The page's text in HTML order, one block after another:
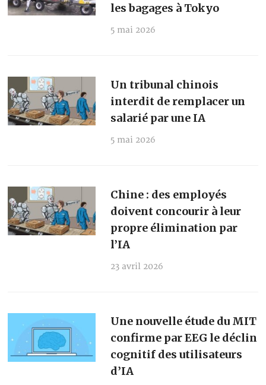
les bagages à Tokyo
5 mai 2026
Un tribunal chinois
interdit de remplacer un
salarié par une IA
5 mai 2026
Chine : des employés
doivent concourir à leur
propre élimination par
l’IA
23 avril 2026
Une nouvelle étude du MIT
confirme par EEG le déclin
cognitif des utilisateurs
d’IA